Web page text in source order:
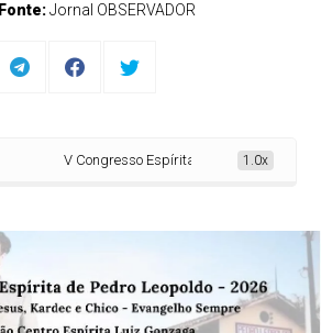
Fonte:Jornal OBSERVADOR
V Congresso Espírita de Pedro Leopoldo -
1.0x